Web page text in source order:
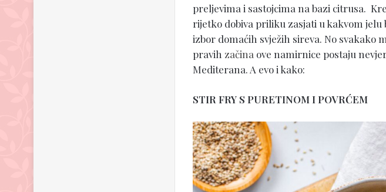
preljevima i sastojcima na bazi citrusa.
rijetko dobiva priliku zasjati u kakvom
izbor domaćih svježih sireva. No svakako
pravih začina ove namirnice postaju
Mediterana. A evo i kako:
STIR FRY S PURETINOM I POVRĆEM